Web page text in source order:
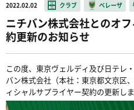
2022.02.02 クラブ ベレーザ
ニチバン株式会社とのオ
約更新のお知らせ
この度、東京ヴェルディ及び日テレ
バン株式会社（本社：東京都文京区
ィシャルサプライヤー契約の更新し